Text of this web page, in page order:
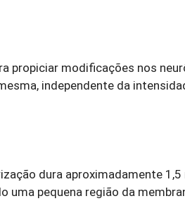
propiciar modificações nos
independente da
dura aproximadamente
uma pequena região da